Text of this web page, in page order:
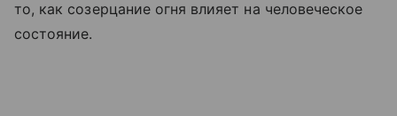
то, как созерцание огня влияет на человеческое
состояние.